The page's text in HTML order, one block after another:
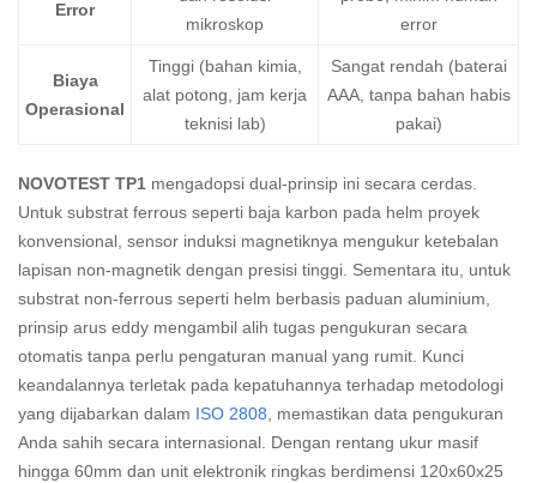
Error
mikroskop
error
Biaya
Operasional
Tinggi (bahan kimia,
alat potong, jam kerja
teknisi lab)
Sangat rendah (baterai
AAA, tanpa bahan habis
pakai)
NOVOTEST TP1 mengadopsi dual-prinsip ini secara cerdas.
Untuk substrat ferrous seperti baja karbon pada helm proyek
konvensional, sensor induksi magnetiknya mengukur ketebalan
lapisan non-magnetik dengan presisi tinggi. Sementara itu, untuk
substrat non-ferrous seperti helm berbasis paduan aluminium,
prinsip arus eddy mengambil alih tugas pengukuran secara
otomatis tanpa perlu pengaturan manual yang rumit. Kunci
keandalannya terletak pada kepatuhannya terhadap metodologi
yang dijabarkan dalam ISO 2808 , memastikan data pengukuran
Anda sahih secara internasional. Dengan rentang ukur masif
hingga 60mm dan unit elektronik ringkas berdimensi 120x60x25